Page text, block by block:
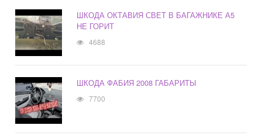
ШКОДА ОКТАВИЯ СВЕТ В БАГАЖНИКЕ А5
НЕ ГОРИТ
4688
ШКОДА ФАБИЯ 2008 ГАБАРИТЫ
7700